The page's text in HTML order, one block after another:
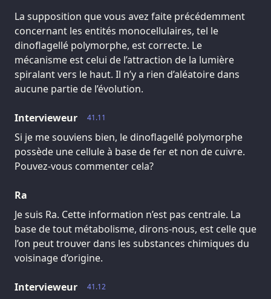
La supposition que vous avez faite précédemment
concernant les entités monocellulaires, tel le
dinoflagellé polymorphe, est correcte. Le
mécanisme est celui de l’attraction de la lumière
spiralant vers le haut. Il n’y a rien d’aléatoire dans
aucune partie de l’évolution.
41.11
Intervieweur
Si je me souviens bien, le dinoflagellé polymorphe
possède une cellule à base de fer et non de cuivre.
Pouvez-vous commenter cela?
Ra
Je suis Ra. Cette information n’est pas centrale. La
base de tout métabolisme, dirons-nous, est celle que
l’on peut trouver dans les substances chimiques du
voisinage d’origine.
41.12
Intervieweur